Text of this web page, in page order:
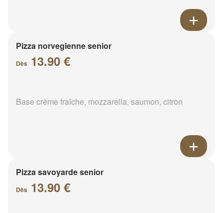
Pizza norvegienne senior
Dès 13.90 €
Base crème fraîche, mozzarella, saumon, citron
Pizza savoyarde senior
Dès 13.90 €